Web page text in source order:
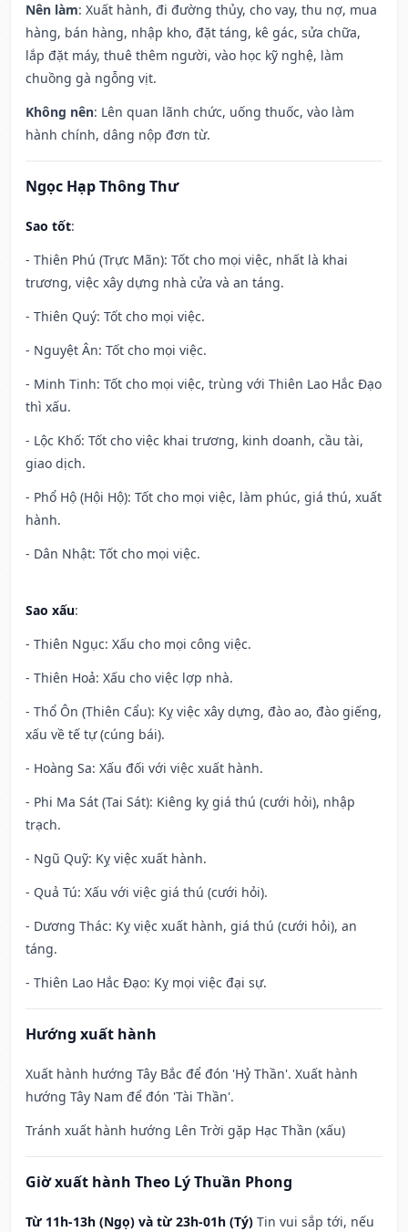
Nên làm: Xuất hành, đi đường thủy, cho vay, thu nợ, mua
hàng, bán hàng, nhập kho, đặt táng, kê gác, sửa chữa,
lắp đặt máy, thuê thêm người, vào học kỹ nghệ, làm
chuồng gà ngỗng vịt.
Không nên: Lên quan lãnh chức, uống thuốc, vào làm
hành chính, dâng nộp đơn từ.
Ngọc Hạp Thông Thư
Sao tốt:
- Thiên Phú (Trực Mãn): Tốt cho mọi việc, nhất là khai
trương, việc xây dựng nhà cửa và an táng.
- Thiên Quý: Tốt cho mọi việc.
- Nguyệt Ân: Tốt cho mọi việc.
- Minh Tinh: Tốt cho mọi việc, trùng với Thiên Lao Hắc Đạo
thì xấu.
- Lộc Khố: Tốt cho việc khai trương, kinh doanh, cầu tài,
giao dịch.
- Phổ Hộ (Hội Hộ): Tốt cho mọi việc, làm phúc, giá thú, xuất
hành.
- Dân Nhật: Tốt cho mọi việc.
Sao xấu:
- Thiên Ngục: Xấu cho mọi công việc.
- Thiên Hoả: Xấu cho việc lợp nhà.
- Thổ Ôn (Thiên Cẩu): Kỵ việc xây dựng, đào ao, đào giếng,
xấu về tế tự (cúng bái).
- Hoàng Sa: Xấu đối với việc xuất hành.
- Phi Ma Sát (Tai Sát): Kiêng kỵ giá thú (cưới hỏi), nhập
trạch.
- Ngũ Quỹ: Kỵ việc xuất hành.
- Quả Tú: Xấu với việc giá thú (cưới hỏi).
- Dương Thác: Kỵ việc xuất hành, giá thú (cưới hỏi), an
táng.
- Thiên Lao Hắc Đạo: Kỵ mọi việc đại sự.
Hướng xuất hành
Xuất hành hướng Tây Bắc để đón 'Hỷ Thần'. Xuất hành
hướng Tây Nam để đón 'Tài Thần'.
Tránh xuất hành hướng Lên Trời gặp Hạc Thần (xấu)
Giờ xuất hành Theo Lý Thuần Phong
Từ 11h-13h (Ngọ) và từ 23h-01h (Tý) Tin vui sắp tới, nếu